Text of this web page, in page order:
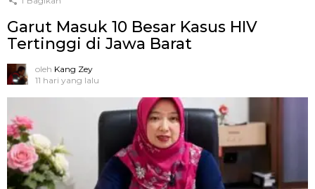
Garut Masuk 10 Besar Kasus HIV
Tertinggi di Jawa Barat
oleh Kang Zey
11 hari yang lalu